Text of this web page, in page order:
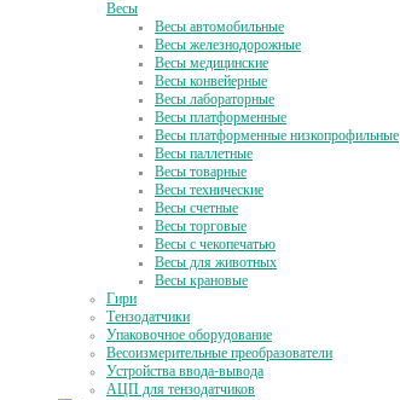
Весы
Весы автомобильные
Весы железнодорожные
Весы медицинские
Весы конвейерные
Весы лабораторные
Весы платформенные
Весы платформенные низкопрофильные
Весы паллетные
Весы товарные
Весы технические
Весы счетные
Весы торговые
Весы с чекопечатью
Весы для животных
Весы крановые
Гири
Тензодатчики
Упаковочное оборудование
Весоизмерительные преобразователи
Устройства ввода-вывода
АЦП для тензодатчиков